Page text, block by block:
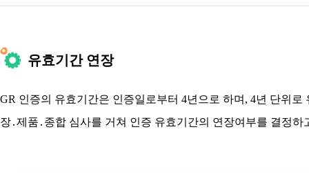
유효기간 연장
GR 인증의 유효기간은 인증일로부터 4년으로 하며, 4년 단위
장․제품․종합 심사를 거쳐 인증 유효기간의 연장여부를 결정하